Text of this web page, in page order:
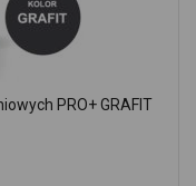
PRO+ GRAFIT